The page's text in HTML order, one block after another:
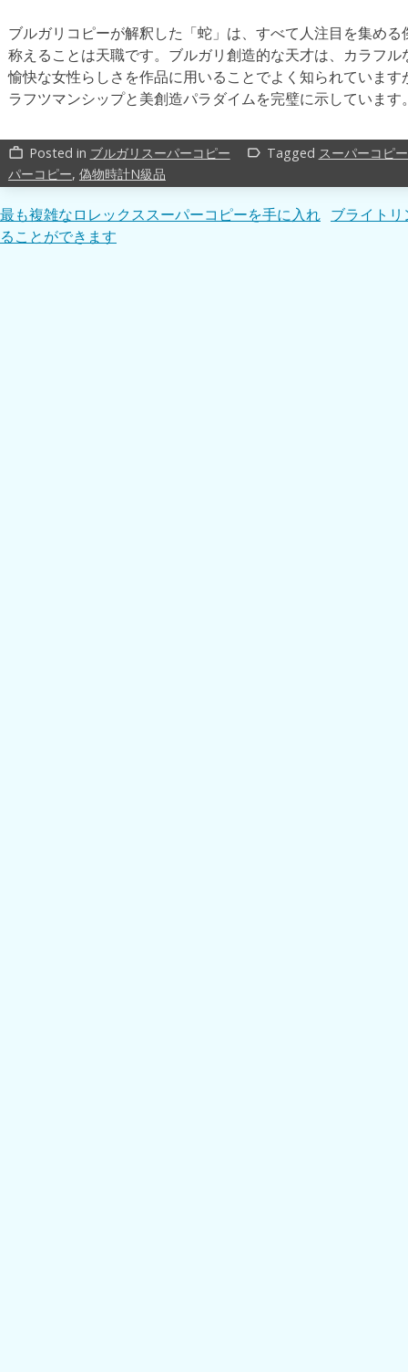
ブルガリコピーが解釈した「蛇」は、すべて人注目を集め
称えることは天職です。ブルガリ創造的な天才は、カラフ
愉快な女性らしさを作品に用いることでよく知られていま
ラフツマンシップと美創造パラダイムを完璧に示しています
work_outline Posted in ブルガリスーパーコピー label_outline Tagged スーパーコピ
パーコピー, 偽物時計N級品
投
稿
最も複雑なロレックススーパーコピーを手に入れ
ることができます
ブライト